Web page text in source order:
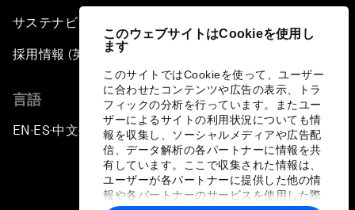
このウェブサイトはCookieを使用し
ます
このサイトではCookieを使って、ユーザー
に合わせたコンテンツや広告の表示、トラ
フィックの分析を行っています。またユー
ザーによるサイトの利用状況についても情
報を収集し、ソーシャルメディアや広告配
信、データ解析の各パートナーに情報を共
有しています。ここで収集された情報は、
ユーザーが各パートナーに提供した他の情
報や各パートナーのサービスを使用した際
サステナビリティへの取り組み
採用情報 (英語のみ)
言語
EN ▪ ES▪中文▪ 日本語